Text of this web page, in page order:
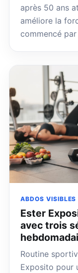
après 50 ans
améliore la
commencé
ABDOS VISIBLES
Ester
avec trois
Routine
Exposito pour